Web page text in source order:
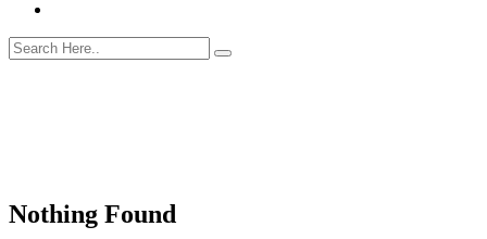
Nothing Found